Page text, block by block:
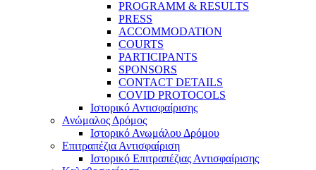
PROGRAMM & RESULTS
PRESS
ACCOMMODATION
COURTS
PARTICIPANTS
SPONSORS
CONTACT DETAILS
COVID PROTOCOLS
Ιστορικό Αντισφαίρισης
Ανώμαλος Δρόμος
Ιστορικό Ανωμάλου Δρόμου
Επιτραπέζια Αντισφαίριση
Ιστορικό Επιτραπέζιας Αντισφαίρισης